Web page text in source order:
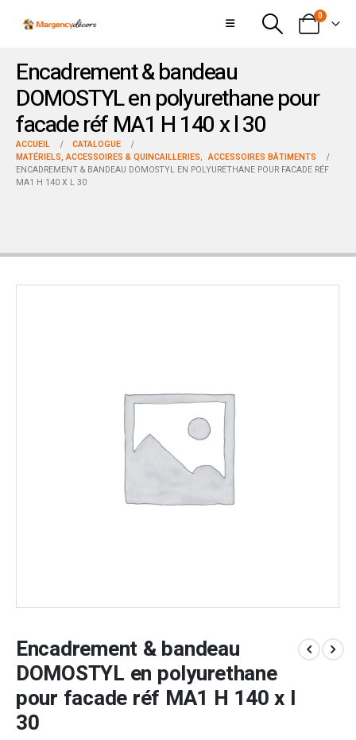
0
Encadrement & bandeau
DOMOSTYL en polyurethane pour
facade réf MA1 H 140 x l 30
ACCUEIL
CATALOGUE
MATÉRIELS, ACCESSOIRES & QUINCAILLERIES, ACCESSOIRES BÂTIMENTS
ENCADREMENT & BANDEAU DOMOSTYL EN POLYURETHANE POUR FACADE RÉF
MA1 H 140 X L 30
Encadrement & bandeau
DOMOSTYL en polyurethane
pour facade réf MA1 H 140 x l
30